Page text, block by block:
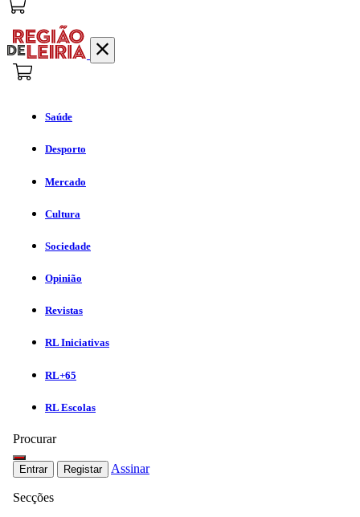
Saúde
Desporto
Mercado
Cultura
Sociedade
Opinião
Revistas
RL Iniciativas
RL+65
RL Escolas
Procurar
Entrar Registar Assinar
Secções